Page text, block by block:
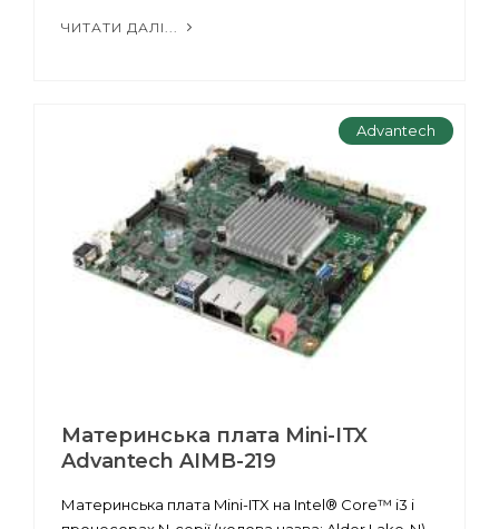
ЧИТАТИ ДАЛІ...
Advantech
Материнська плата Mini-ITX
Advantech AIMB-219
Материнська плата Mini-ITX на Intel® Core™ i3 і